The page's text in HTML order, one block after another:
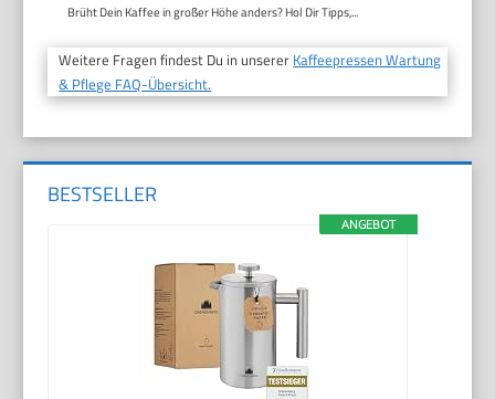
Brüht Dein Kaffee in großer Höhe anders? Hol Dir Tipps,...
Weitere Fragen findest Du in unserer Kaffeepressen Wartung
& Pflege FAQ-Übersicht.
BESTSELLER
ANGEBOT